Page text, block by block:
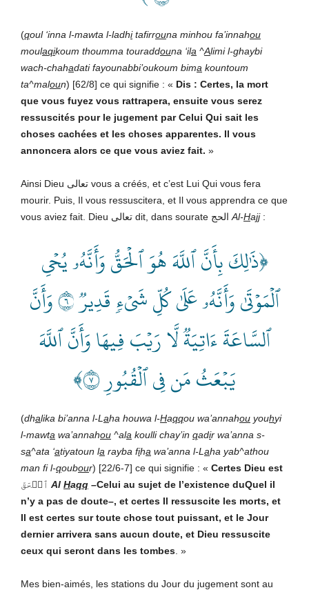
(qoul ‘inna l-mawta l-ladhitafirrouna minhou fa’innahou
moulaqikoum thoumma touraddouna ‘ila ^Alimi l-ghaybi
wach-chahadati fayounabbi’oukoum bima kountoum
ta^maloun) [62/8] ce qui signifie : « Dis : Certes, la mort
que vous fuyez vous rattrapera, ensuite vous serez
ressuscités pour le jugement par Celui Qui sait les
choses cachées et les choses apparentes. Il vous
annoncera alors ce que vous aviez fait. »
Ainsi Dieu تعالى vous a créés, et c’est Lui Qui vous fera
mourir. Puis, Il vous ressuscitera, et Il vous apprendra ce que
vous aviez fait. Dieu تعالى
dit, dans sourate الحج Al-Hajj:
﴿ذَٰلِكَ بِأَنَّ ٱللَّهَ هُوَ ٱلۡحَقُّ وَأَنَّهُۥ يُحۡيِ
ٱلۡمَوۡتَىٰ وَأَنَّهُۥ عَلَىٰ كُلِّ شَيۡءٖ قَدِيرٞ ٦ وَأَنَّ
ٱلسَّاعَةَ ءَاتِيَةٞ لَّا رَيۡبَ فِيهَا وَأَنَّ ٱللَّهَ
يَبۡعَثُ مَن فِي ٱلۡقُبُورِ ٧﴾
(dhalika bi’anna l-L aha houwa l-Haqqou wa’annahou youhyi
l-mawta wa’annahou ^ala koulli chay’in qadir wa’anna s-
sa^ata ‘atiyatoun la rayba fiha wa’anna l-L aha yab^athou
man fi l-qoubour) [22/6-7] ce qui signifie : « Certes Dieu est
Al Haqq –Celui au sujet de l’existence duQuel il
n’y a pas de doute–, et certes Il ressuscite les morts, et
Il est certes sur toute chose tout puissant, et le Jour
dernier arrivera sans aucun doute, et Dieu ressuscite
ceux qui seront dans les tombes . »
Mes bien-aimés, les stations du Jour du jugement sont au